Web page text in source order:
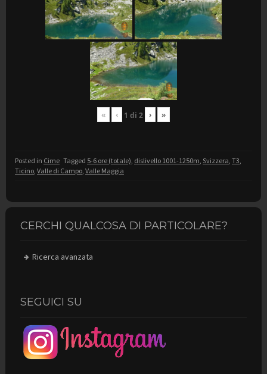
« ‹ 1 di 2 › »
Posted in Cime Tagged 5-6 ore (totale) dislivello 1001-1250m Svizzera T3
Ticino Valle di Campo Valle Maggia
CERCHI QUALCOSA DI PARTICOLARE?
Ricerca avanzata
SEGUICI SU